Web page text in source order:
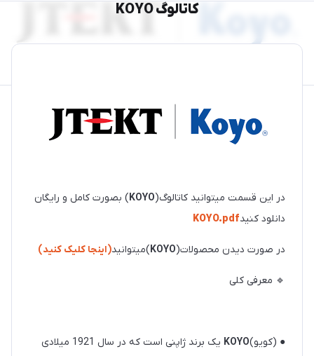
کاتالوگ KOYO
در این قسمت میتوانید کاتالوگ(KOYO) بصورت کامل و رایگان
دانلود کنیدKOYO.pdf
در صورت دیدن محصولات(KOYO)میتوانید(اینجا کلیک کنید)
🔹 معرفی کلی
● (کویو)KOYO
یک برند ژاپنی است که در سال 1921 میلادی